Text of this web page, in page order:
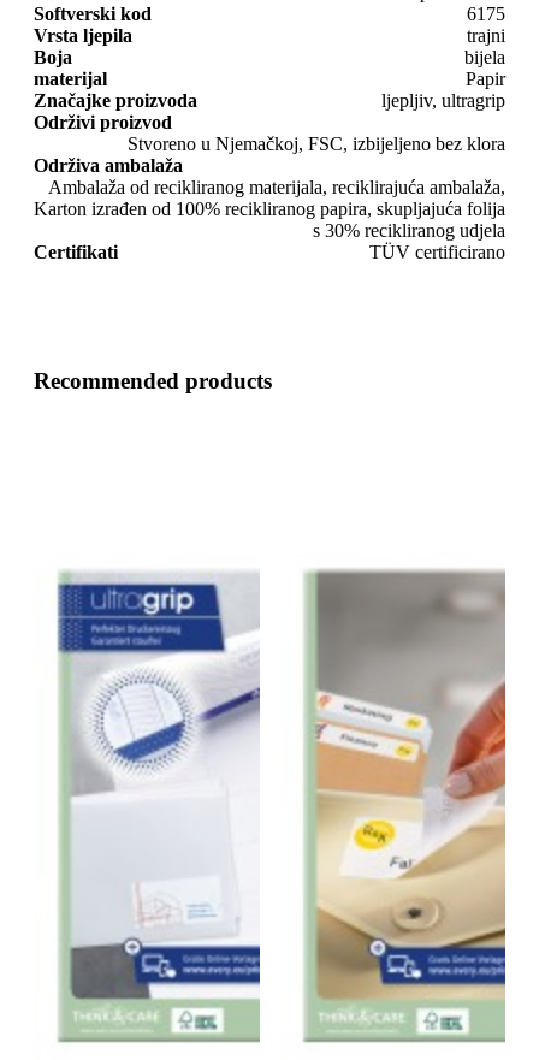
Softverski kod
6175
Vrsta ljepila
trajni
Boja
bijela
materijal
Papir
Značajke proizvoda
ljepljiv, ultragrip
Održivi proizvod
Stvoreno u Njemačkoj, FSC, izbijeljeno bez klora
Održiva ambalaža
Ambalaža od recikliranog materijala, reciklirajuća ambalaža,
Karton izrađen od 100% recikliranog papira, skupljajuća folija
s 30% recikliranog udjela
Certifikati
TÜV certificirano
Recommended products